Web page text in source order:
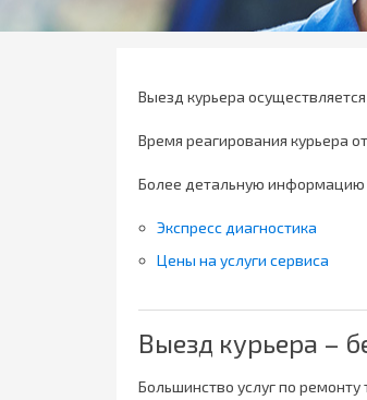
Выезд курьера
Время реагирования курьера от
Более детальную
Экспресс диагностика
Цены на услуги сервиса
Выезд курьера –
Большинство услуг по